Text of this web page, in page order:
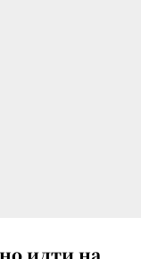
идти на